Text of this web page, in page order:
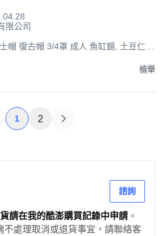
限公司
帽 復古帽 3/4罩 成人 魚缸鏡, 土豆仁,
檢舉
1 2
諮詢
請在我的酷澎購買記錄中申請 。
不處理取消或退貨事宜，請聯絡客